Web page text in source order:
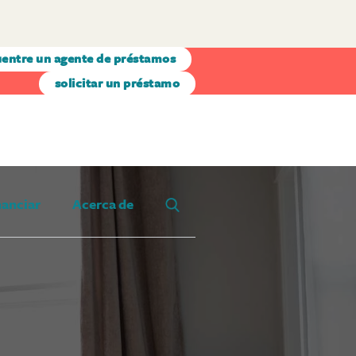
un agente de préstamos
solicitar un préstamo
Acerca de